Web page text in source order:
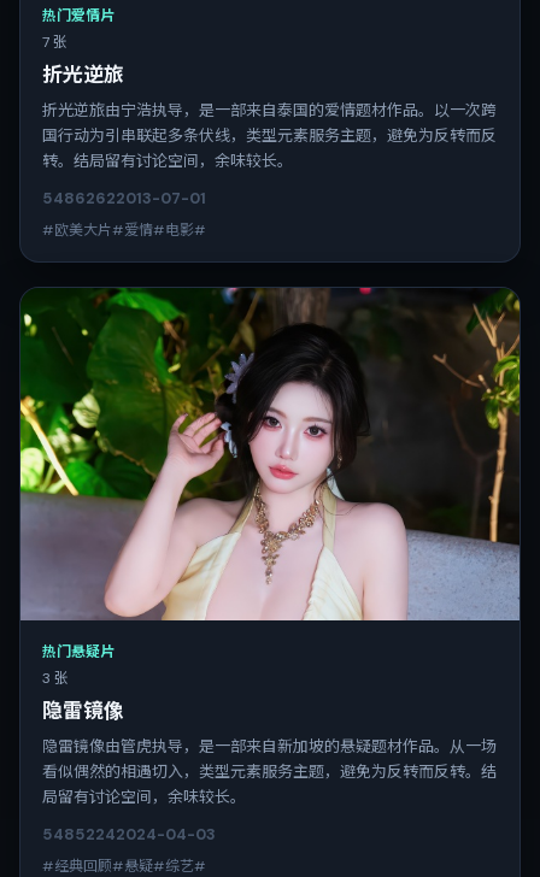
热门爱情片
7 张
折光逆旅
折光逆旅由宁浩执导，是一部来自泰国的爱情题材作品。以一次跨
国行动为引串联起多条伏线，类型元素服务主题，避免为反转而反
转。结局留有讨论空间，余味较长。
54862622013-07-01
#欧美大片#爱情#电影#
热门悬疑片
3 张
隐雷镜像
隐雷镜像由管虎执导，是一部来自新加坡的悬疑题材作品。从一场
看似偶然的相遇切入，类型元素服务主题，避免为反转而反转。结
局留有讨论空间，余味较长。
54852242024-04-03
#经典回顾#悬疑#综艺#